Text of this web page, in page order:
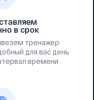
в срок
тренажер
для вас день
времени